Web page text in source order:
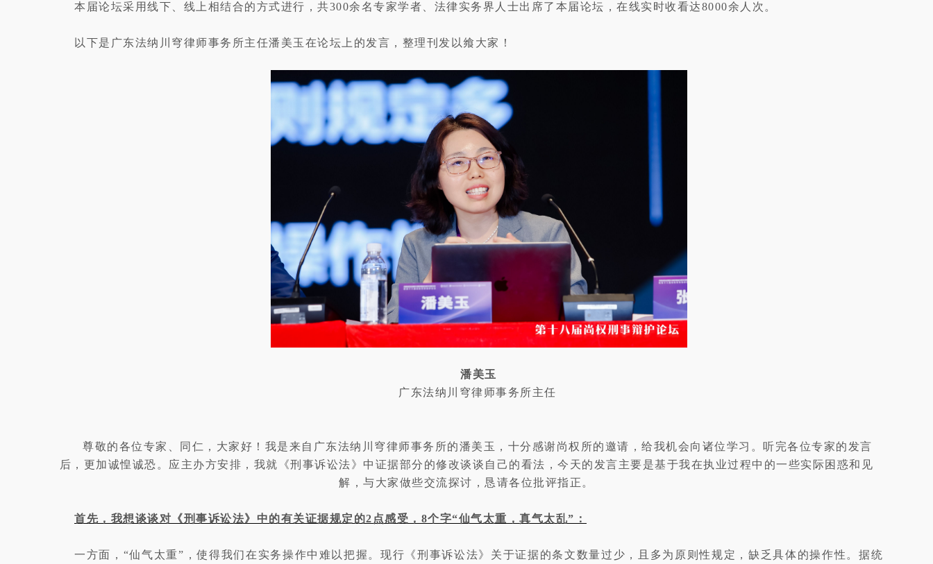
本届论坛采用线下、线上相结合的方式进行，共300余名专家学者、法律实务界人士出席了本届论坛，在线实时收看达8000余人次。
以下是广东法纳川穹律师事务所主任潘美玉在论坛上的发言， 整理刊发以飨大家！
潘美玉
广东法纳川穹律师事务所主任
尊敬的各位专家、同仁，大家好！我是来自广东法纳川穹律师事务所的潘美玉，十分感谢尚权所的邀请，给我机会向诸位学习。听完各位专家的发言
后，更加诚惶诚恐。应主办方安排，我就《刑事诉讼法》中证据部分的修改谈谈自己的看法，今天的发言主要是基于我在执业过程中的一些实际困惑和见
解，与大家做些交流探讨，恳请各位批评指正。
首先，我想谈谈对《刑事诉讼法》中的有关证据规定的2点感受，8个字“仙气太重，真气太乱”：
一方面，“仙气太重”，使得我们在实务操作中难以把握。现行《刑事诉讼法》关于证据的条文数量过少，且多为原则性规定，缺乏具体的操作性。据统